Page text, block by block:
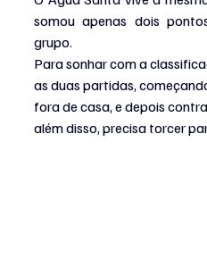
somou apenas dois
grupo.
Para sonhar com a
as duas partidas,
fora de casa, e depois
além disso, precisa torcer